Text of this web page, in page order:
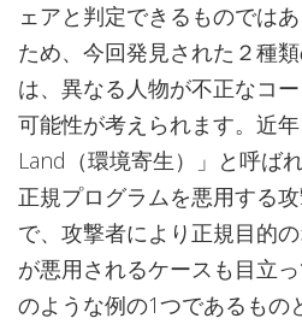
ェアと判定できるものでは
ため、今回発見された２種
は、異なる人物が不正なコ
可能性が考えられます。近
Land（環境寄生）」と呼ば
正規プログラムを悪用する
で、攻撃者により正規目的
が悪用されるケースも目立
のような例の1つであるもの